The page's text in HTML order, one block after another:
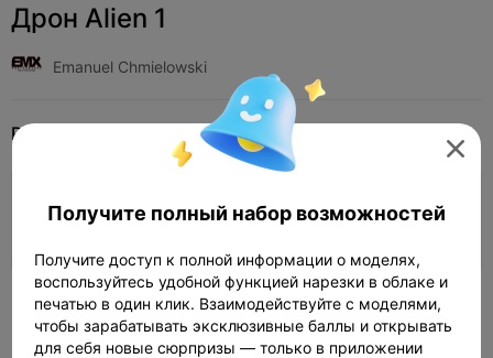
Дрон Alien 1
Emanuel Chmielowski
Print Settings Добавить Хобби и самоделки 
Добавить настройки печати
1,000

Получите полный набор возможностей
Получите доступ к полной информации о моделях,
воспользуйтесь удобной функцией нарезки в облаке и
печатью в один клик. Взаимодействуйте с моделями,
чтобы зарабатывать эксклюзивные баллы и открывать
для себя новые сюрпризы — только в приложении